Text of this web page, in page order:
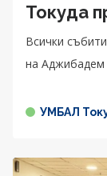
Токуда
Всички
на
УМБАЛ